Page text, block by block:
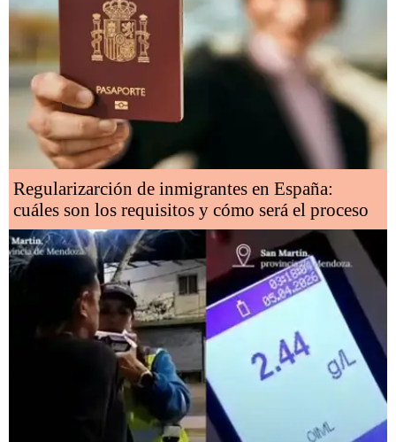
Regularizarción de inmigrantes en España:
cuáles son los requisitos y cómo será el proceso